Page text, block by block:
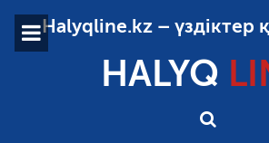
Halyqline.kz – үздіктер
HALYQ